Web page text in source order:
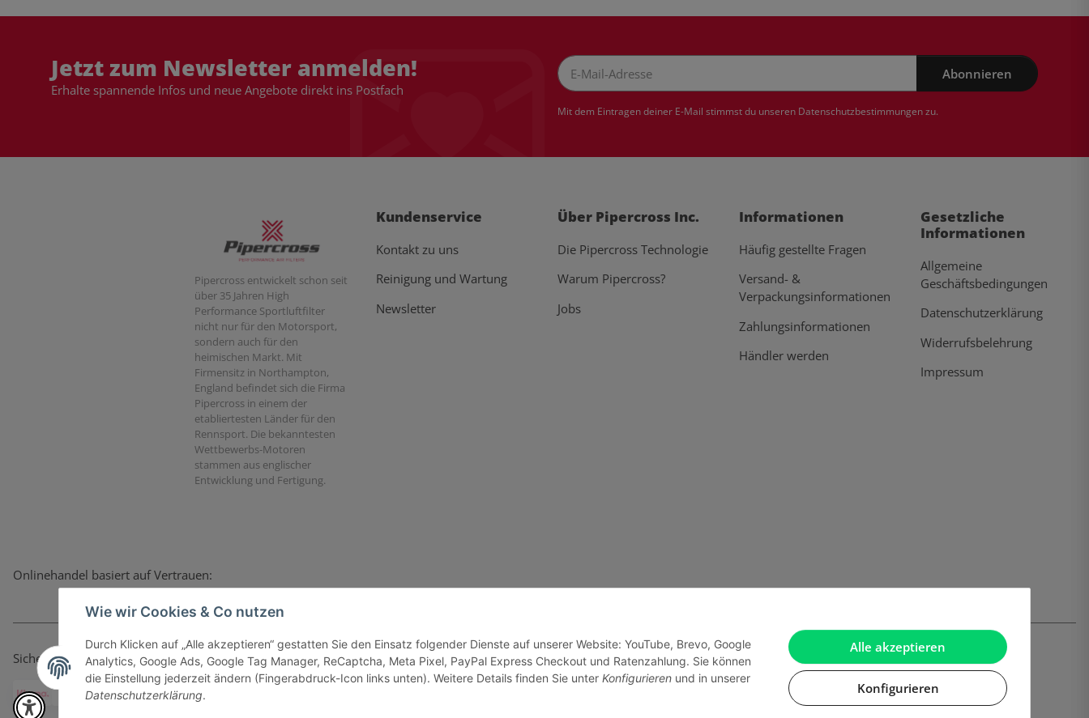
Alle akzeptieren
Konfigurieren
Wie wir Cookies & Co nutzen
Durch Klicken auf „Alle akzeptieren“ gestatten Sie den Einsatz folgender Dienste auf unserer Website: YouTube, Brevo, Google
Analytics, Google Ads, Google Tag Manager, ReCaptcha, Meta Pixel, PayPal Express Checkout und Ratenzahlung. Sie können
die Einstellung jederzeit ändern (Fingerabdruck-Icon links unten). Weitere Details finden Sie unter Konfigurieren und in unserer
Datenschutzerklärung.
Jetzt zum Newsletter anmelden!
Erhalte spannende Infos und neue Angebote direkt ins Postfach
Abonnieren
Mit dem Eintragen deiner E-Mail stimmst du unseren Datenschutzbestimmungenzu.
Pipercross entwickelt schon seit
über 35 Jahren High
Performance Sportluftfilter
nicht nur für den Motorsport,
sondern auch für den
heimischen Markt. Mit
Firmensitz in Northampton,
England befindet sich die Firma
Pipercross in einem der
etabliertesten Länder für den
Rennsport. Die bekanntesten
Wettbewerbs-Motoren
stammen aus englischer
Entwicklung und Fertigung.
Kundenservice
Kontakt zu uns
Reinigung und Wartung
Newsletter
Über Pipercross Inc.
Die Pipercross Technologie
Warum Pipercross?
Jobs
Informationen
Häufig gestellte Fragen
Versand- &
Verpackungsinformationen
Zahlungsinformationen
Händler werden
Gesetzliche
Informationen
Allgemeine
Geschäftsbedingungen
Datenschutzerklärung
Widerrufsbelehrung
Impressum
Onlinehandel basiert auf Vertrauen:
Sicher bezahlen via: